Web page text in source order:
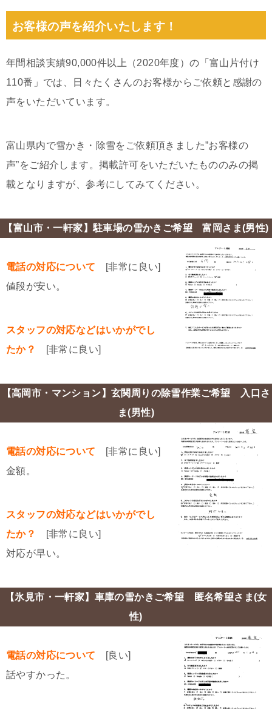
お客様の声を紹介いたします！
年間相談実績90,000件以上（2020年度）の「富山片付け
110番」では、日々たくさんのお客様からご依頼と感謝の
声をいただいています。
富山県内で雪かき・除雪をご依頼頂きました”お客様の
声”をご紹介します。掲載許可をいただいたもののみの掲
載となりますが、参考にしてみてください。
【富山市・一軒家】駐車場の雪かきご希望 富岡さま(男性)
電話の対応について [非常に良い]
値段が安い。
スタッフの対応などはいかがでし
たか？
[非常に良い]
【高岡市・マンション】玄関周りの除雪作業ご希望 入口さ
ま(男性)
電話の対応について [非常に良い]
金額。
スタッフの対応などはいかがでし
たか？
[非常に良い]
対応が早い。
【氷見市・一軒家】車庫の雪かきご希望 匿名希望さま(女
性)
電話の対応について [良い]
話やすかった。